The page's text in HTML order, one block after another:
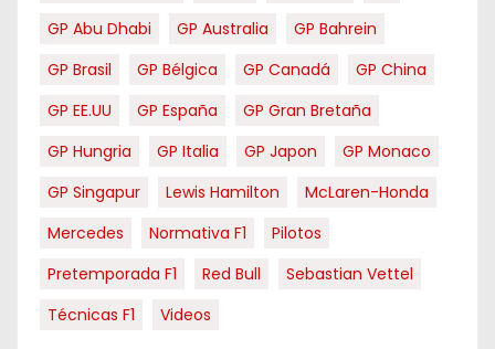
GP Abu Dhabi
GP Australia
GP Bahrein
GP Brasil
GP Bélgica GP Canadá
GP China
GP EE.UU
GP España
GP Gran Bretaña
GP Hungria
GP Italia GP Japon
GP Monaco
GP Singapur
Lewis Hamilton
McLaren-Honda
Mercedes
Normativa F1
Pilotos
Pretemporada F1
Red Bull
Sebastian Vettel
Técnicas F1
Videos